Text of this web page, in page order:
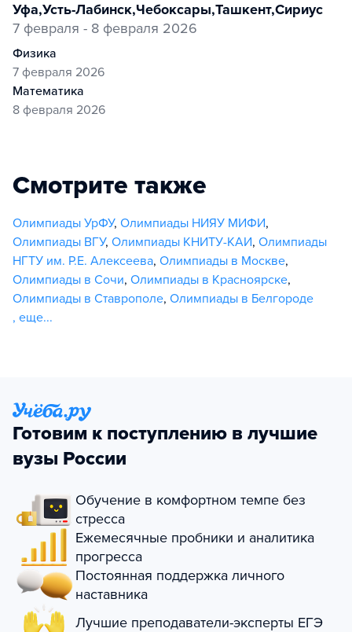
Уфа,Усть-Лабинск,Чебоксары,Ташкент,Сириус
7 февраля - 8 февраля 2026
физика
7 февраля 2026
математика
8 февраля 2026
Смотрите также
Олимпиады УрФУ, Олимпиады НИЯУ МИФИ,
Олимпиады ВГУ, Олимпиады КНИТУ-КАИ, Олимпиады
НГТУ им. Р.Е. Алексеева, Олимпиады в Москве,
Олимпиады в Сочи, Олимпиады в Красноярске,
Олимпиады в Ставрополе, Олимпиады в Белгороде
, еще...
Готовим к поступлению в лучшие
вузы России
Обучение в комфортном темпе без
стресса
Ежемесячные пробники и аналитика
прогресса
Постоянная поддержка личного
наставника
Лучшие преподаватели-эксперты ЕГЭ